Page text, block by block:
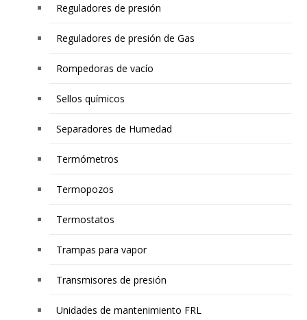
Reguladores de presión
Reguladores de presión de Gas
Rompedoras de vacío
Sellos químicos
Separadores de Humedad
Termómetros
Termopozos
Termostatos
Trampas para vapor
Transmisores de presión
Unidades de mantenimiento FRL